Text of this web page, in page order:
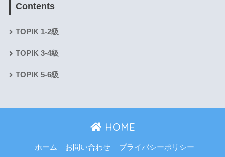
Contents
TOPIK 1-2級
TOPIK 3-4級
TOPIK 5-6級
HOME
ホーム お問い合わせ プライバシーポリシー